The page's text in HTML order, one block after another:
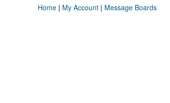
Home| My Account| Message Boards